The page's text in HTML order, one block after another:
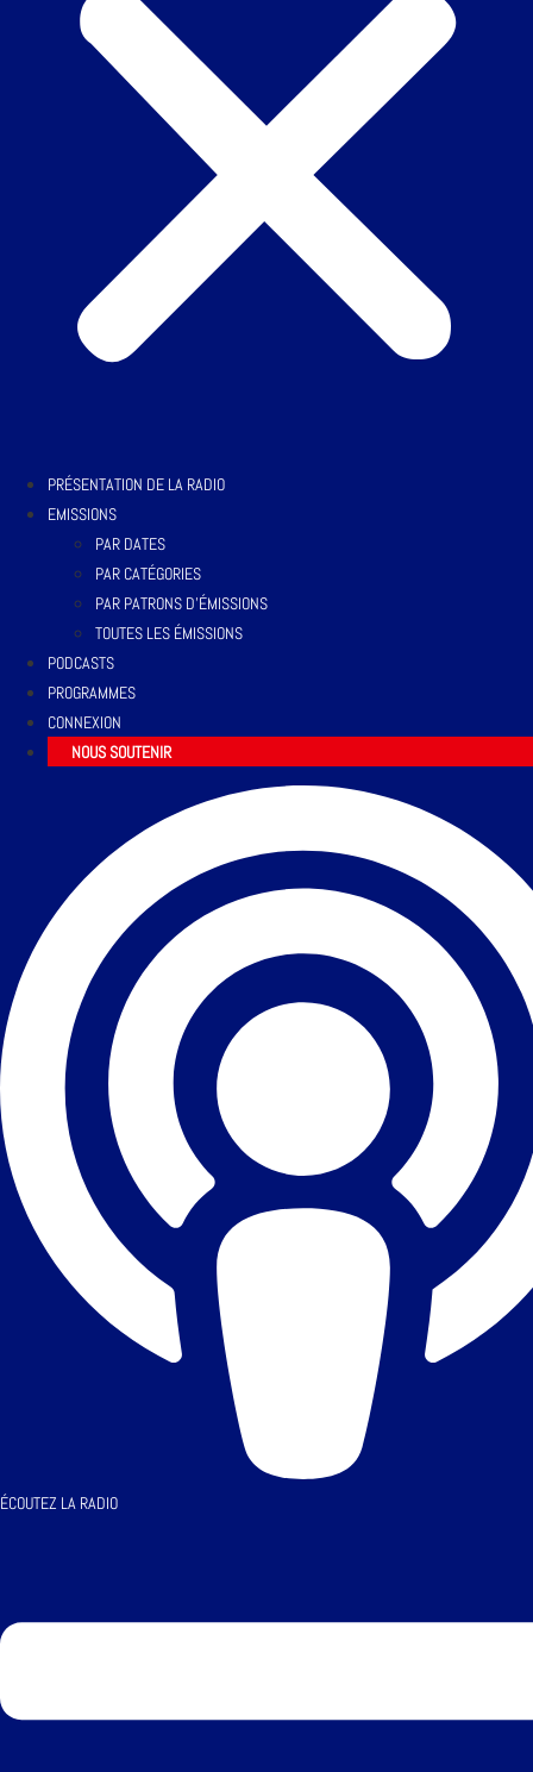
PRÉSENTATION DE LA RADIO
EMISSIONS
PAR DATES
PAR CATÉGORIES
PAR PATRONS D’ÉMISSIONS
TOUTES LES ÉMISSIONS
PODCASTS
PROGRAMMES
CONNEXION
NOUS SOUTENIR
ÉCOUTEZ LA RADIO